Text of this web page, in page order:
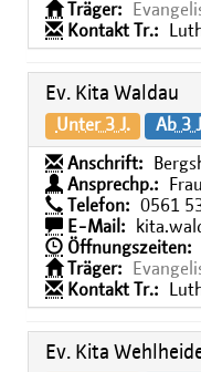
Träger:
Kontakt Tr.:
Ev. Kita Waldau
Unter 3 J. Ab 3
Anschrift:
Ansprechp.:
Telefon:
0561
E-Mail:
Öffnungszeiten:
Träger:
Kontakt Tr.:
Ev. Kita